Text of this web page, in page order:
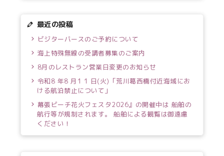
最近の投稿
ビジターバースのご予約について
海上特殊無線の受講者募集のご案内
8月のレストラン営業日変更のお知らせ
令和8 年8 月1 1 日(火)「荒川葛西橋付近海域にお
ける航泊禁止について」
幕張ビーチ花火フェスタ2026』の開催中は 船舶の
航行等が規制されます。 船舶による観覧は御遠慮
ください！